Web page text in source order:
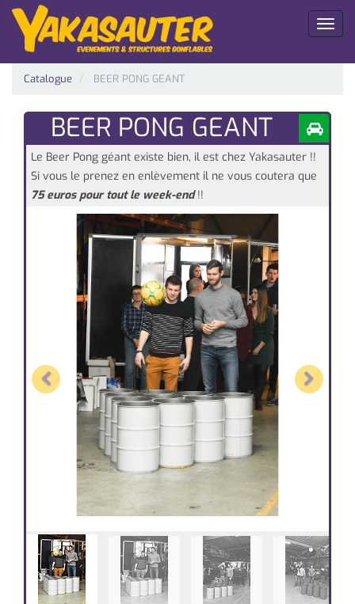
Toggle
Catalogue BEER PONG GEANT
BEER PONG GEANT
Le Beer Pong géant existe bien, il est chez Yakasauter !!
Si vous le prenez en enlèvement il ne vous coutera que
75 euros pour tout le week-end!!
Previous Next